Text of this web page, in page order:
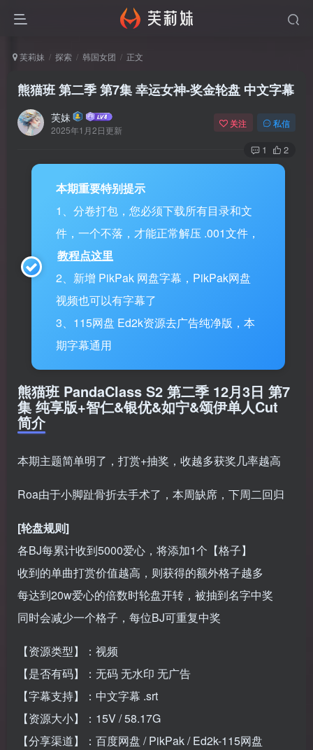
芙莉妹 探索 韩国女团 正文
熊猫班 第二季 第7集 幸运女神-奖金轮盘 中文字幕
芙妹
2025年1月2日更新
关注 私信
1 2
本期重要特别提示
1、分卷打包，您必须下载所有目录和文
件，一个不落，才能正常解压 .001文件，
教程点这里
2、新增 PikPak 网盘字幕，PikPak网盘
视频也可以有字幕了
3、115网盘 Ed2k资源去广告纯净版，本
期字幕通用
熊猫班 PandaClass S2 第二季 12月3日 第7
集 纯享版+智仁&银优&如宁&颂伊单人Cut
简介
本期主题简单明了，打赏+抽奖，收越多获奖几率越高
Roa由于小脚趾骨折去手术了，本周缺席，下周二回归
[轮盘规则]
各BJ每累计收到5000爱心，将添加1个【格子】
收到的单曲打赏价值越高，则获得的额外格子越多
每达到20w爱心的倍数时轮盘开转，被抽到名字中奖
同时会减少一个格子，每位BJ可重复中奖
【资源类型】：视频
【是否有码】：无码 无水印 无广告
【字幕支持】：中文字幕 .srt
【资源大小】：15V / 58.17G
【分享渠道】：百度网盘 / PikPak / Ed2k-115网盘